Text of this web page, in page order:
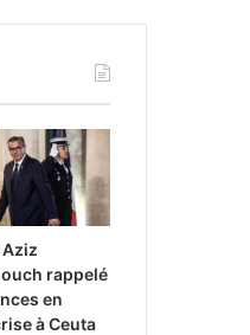
rappelé
en
à Ceuta